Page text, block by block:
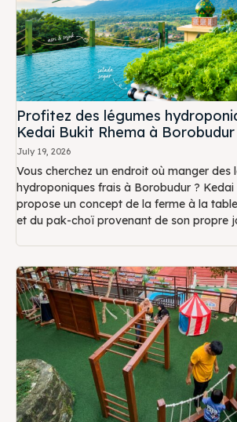
Profitez des légumes
Kedai Bukit Rhema à Borobudur
July 19, 2026
Vous cherchez un endroit où manger des
hydroponiques frais à Borobudur ?
propose un concept de la ferme à la
et du pak-choï provenant de son propre